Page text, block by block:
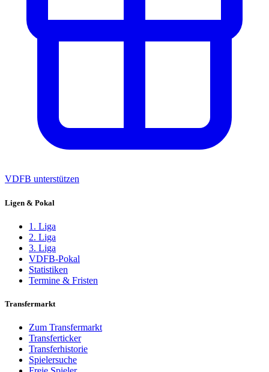
VDFB unterstützen
Ligen & Pokal
1. Liga
2. Liga
3. Liga
VDFB-Pokal
Statistiken
Termine & Fristen
Transfermarkt
Zum Transfermarkt
Transferticker
Transferhistorie
Spielersuche